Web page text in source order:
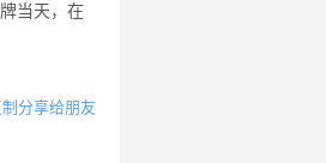
当天，在
制分享给朋友